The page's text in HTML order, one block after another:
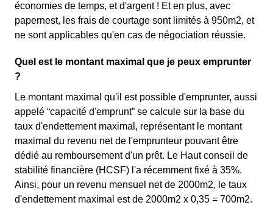
économies de temps, et d'argent ! Et en plus, avec
papernest, les frais de courtage sont limités à 950m2, et
ne sont applicables qu'en cas de négociation réussie.
Quel est le montant maximal que je peux emprunter
?
Le montant maximal qu'il est possible d'emprunter, aussi
appelé “capacité d'emprunt” se calcule sur la base du
taux d'endettement maximal, représentant le montant
maximal du revenu net de l'emprunteur pouvant être
dédié au remboursement d'un prêt. Le Haut conseil de
stabilité financière (HCSF) l'a récemment fixé à 35%.
Ainsi, pour un revenu mensuel net de 2000m2, le taux
d'endettement maximal est de 2000m2 x 0,35 = 700m2.